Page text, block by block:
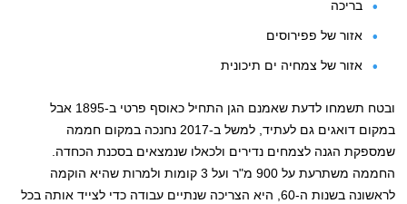
בריכה
אזור של פפירוסים
אזור של צמחיה ים תיכונית
ובטח תשמחו לדעת שאמנם הגן התחיל כאוסף פרטי ב-1895 אבל
במקום דואגים גם לעתיד, למשל ב-2017 נחנכה במקום חממה
שמספקת הגנה לצמחים נדירים ולכאלו שנמצאים בסכנת הכחדה.
החממה משתרעת על 900 מ"ר ועל 3 קומות ולמרות שהיא הוקמה
לראשונה בשנות ה-60, היא הצריכה שנתיים עבודה כדי לצייד אותה בכל